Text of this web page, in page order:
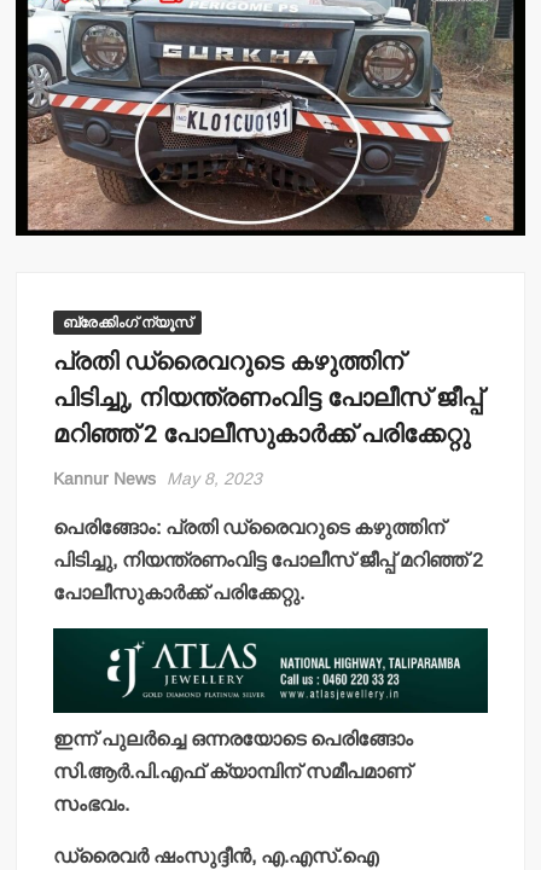
ബ്രേക്കിംഗ് ന്യൂസ്
പ്രതി ഡ്രൈവറുടെ കഴുത്തിന്
പിടിച്ചു, നിയന്ത്രണംവിട്ട പോലീസ് ജീപ്പ്
മറിഞ്ഞ് 2 പോലീസുകാര്‍ക്ക് പരിക്കേറ്റു
Kannur News May 8, 2023
പെരിങ്ങോം: പ്രതി ഡ്രൈവറുടെ കഴുത്തിന്
പിടിച്ചു, നിയന്ത്രണംവിട്ട പോലീസ് ജീപ്പ് മറിഞ്ഞ് 2
പോലീസുകാര്‍ക്ക് പരിക്കേറ്റു.
ഇന്ന് പുലര്‍ച്ചെ ഒന്നരയോടെ പെരിങ്ങോം
സി.ആര്‍.പി.എഫ് ക്യാമ്പിന് സമീപമാണ്
സംഭവം.
ഡ്രൈവര്‍ ഷംസുദ്ദീന്‍, എ.എസ്.ഐ